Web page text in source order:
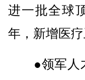
进一批全球
年，新增医疗
●领军人才